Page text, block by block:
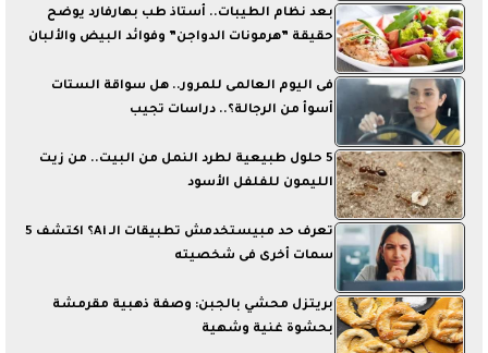
بعد نظام الطيبات.. أستاذ طب بهارفارد يوضح
حقيقة ”هرمونات الدواجن” وفوائد البيض والألبان
فى اليوم العالمى للمرور.. هل سواقة الستات
أسوأ من الرجالة؟.. دراسات تجيب
5 حلول طبيعية لطرد النمل من البيت.. من زيت
الليمون للفلفل الأسود
تعرف حد مبيستخدمش تطبيقات الـ Ai؟ اكتشف 5
سمات أخرى فى شخصيته
بريتزل محشي بالجبن: وصفة ذهبية مقرمشة
بحشوة غنية وشهية